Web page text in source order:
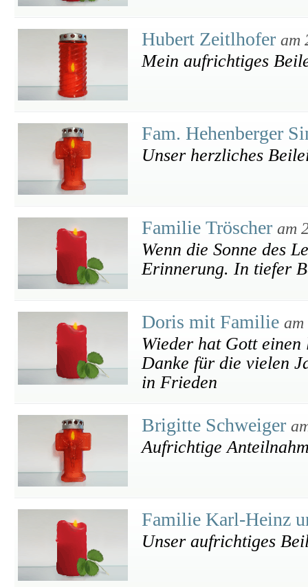
Hubert Zeitlhofer am
Mein aufrichtiges
Fam. Hehenberger
Unser herzliches
Familie Tröscher am
Wenn die Sonne des
Erinnerung. In tiefer
Doris mit Familie am
Wieder hat Gott einen
Danke für die vielen
in Frieden
Brigitte Schweiger
Aufrichtige
Familie Karl-Heinz
Unser aufrichtiges